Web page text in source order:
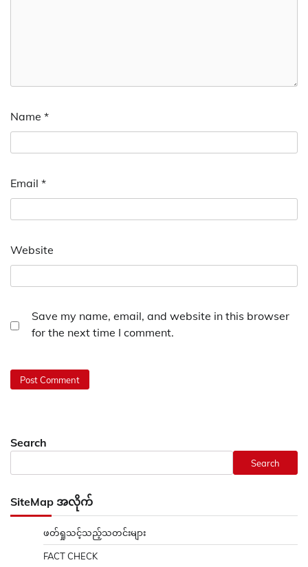
Name *
Email *
Website
Save my name, email, and website in this browser
for the next time I comment.
Search
Search
SiteMap အလိုက်
ဖတ်ရှုသင့်သည့်သတင်းများ
FACT CHECK